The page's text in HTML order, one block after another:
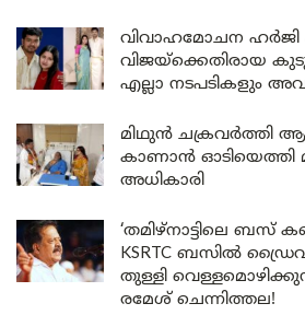
വിവാഹമോചന ഹർജി
വിജയ്ക്കെതിരായ
എല്ലാ നടപടികളും
മിഥുൻ ചക്രവർത്തി
കാണാൻ ഓടിയെത്തി
അധികാരി
‘തമിഴ്‌നാട്ടിലെ ബസ്
KSRTC ബസിൽ
തുള്ളി
രമേശ് ചെന്നിത്തല!